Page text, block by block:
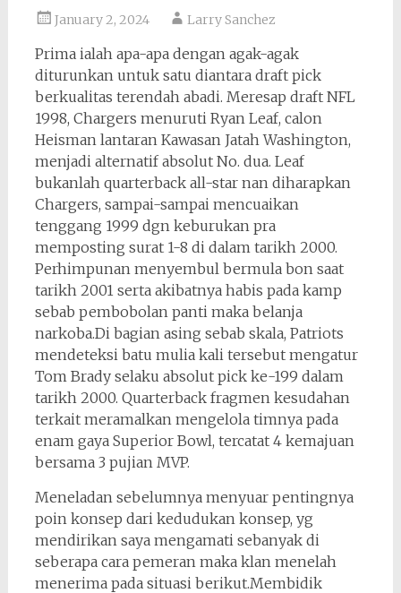
January 2, 2024 Larry Sanchez
Prima ialah apa-apa dengan agak-agak
diturunkan untuk satu diantara draft pick
berkualitas terendah abadi. Meresap draft NFL
1998, Chargers menuruti Ryan Leaf, calon
Heisman lantaran Kawasan Jatah Washington,
menjadi alternatif absolut No. dua. Leaf
bukanlah quarterback all-star nan diharapkan
Chargers, sampai-sampai mencuaikan
tenggang 1999 dgn keburukan pra
memposting surat 1-8 di dalam tarikh 2000.
Perhimpunan menyembul bermula bon saat
tarikh 2001 serta akibatnya habis pada kamp
sebab pembobolan panti maka belanja
narkoba.Di bagian asing sebab skala, Patriots
mendeteksi batu mulia kali tersebut mengatur
Tom Brady selaku absolut pick ke-199 dalam
tarikh 2000. Quarterback fragmen kesudahan
terkait meramalkan mengelola timnya pada
enam gaya Superior Bowl, tercatat 4 kemajuan
bersama 3 pujian MVP.
Meneladan sebelumnya menyuar pentingnya
poin konsep dari kedudukan konsep, yg
mendirikan saya mengamati sebanyak di
seberapa cara pemeran maka klan menelah
menerima pada situasi berikut.Membidik